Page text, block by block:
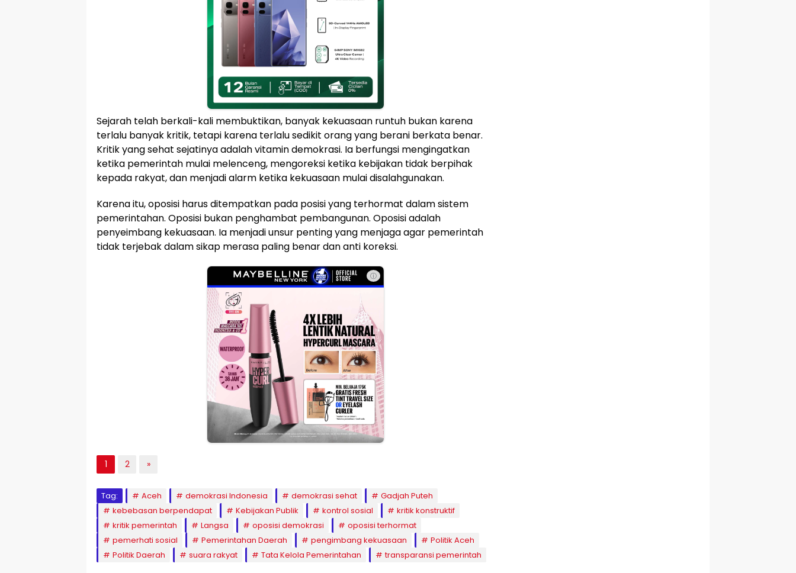
Sejarah telah berkali-kali membuktikan, banyak kekuasaan runtuh bukan karena
terlalu banyak kritik, tetapi karena terlalu sedikit orang yang berani berkata benar.
Kritik yang sehat sejatinya adalah vitamin demokrasi. Ia berfungsi mengingatkan
ketika pemerintah mulai melenceng, mengoreksi ketika kebijakan tidak berpihak
kepada rakyat, dan menjadi alarm ketika kekuasaan mulai disalahgunakan.
Karena itu, oposisi harus ditempatkan pada posisi yang terhormat dalam sistem
pemerintahan. Oposisi bukan penghambat pembangunan. Oposisi adalah
penyeimbang kekuasaan. Ia menjadi unsur penting yang menjaga agar pemerintah
tidak terjebak dalam sikap merasa paling benar dan anti koreksi.
ⓘ
1 2 »
Tag: Aceh demokrasi Indonesia demokrasi sehat
Gadjah Puteh
kebebasan berpendapat
Kebijakan Publik kontrol sosial
kritik konstruktif
kritik pemerintah
Langsa oposisi demokrasi
oposisi terhormat
pemerhati sosial
Pemerintahan Daerah pengimbang kekuasaan
Politik Aceh
Politik Daerah
suara rakyat Tata Kelola Pemerintahan transparansi pemerintah